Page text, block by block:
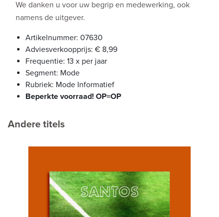
We danken u voor uw begrip en medewerking, ook
namens de uitgever.
Artikelnummer: 07630
Adviesverkoopprijs: € 8,99
Frequentie: 13 x per jaar
Segment: Mode
Rubriek: Mode Informatief
Beperkte voorraad! OP=OP
Andere titels